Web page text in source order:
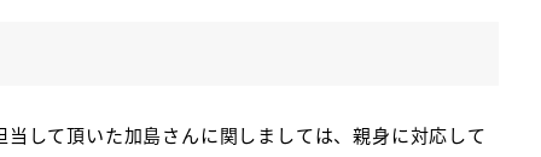
して頂いた加島さんに関しましては、親身に対応して